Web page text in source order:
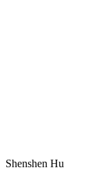
Shenshen Hu